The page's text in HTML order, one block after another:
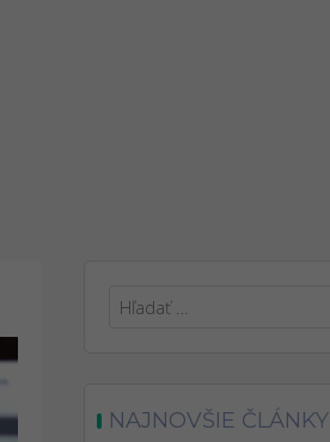
Hľadať:
NAJNOVŠIE ČLÁNKY